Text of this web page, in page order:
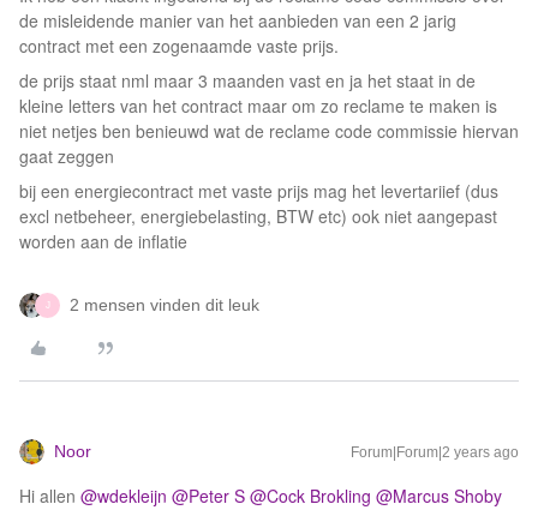
de misleidende manier van het aanbieden van een 2 jarig
contract met een zogenaamde vaste prijs.
de prijs staat nml maar 3 maanden vast en ja het staat in de
kleine letters van het contract maar om zo reclame te maken is
niet netjes ben benieuwd wat de reclame code commissie hiervan
gaat zeggen
bij een energiecontract met vaste prijs mag het levertariief (dus
excl netbeheer, energiebelasting, BTW etc) ook niet aangepast
worden aan de inflatie
J 2 mensen vinden dit leuk
Noor Forum|Forum|2 years ago
Hi allen @wdekleijn @Peter S @Cock Brokling @Marcus Shoby